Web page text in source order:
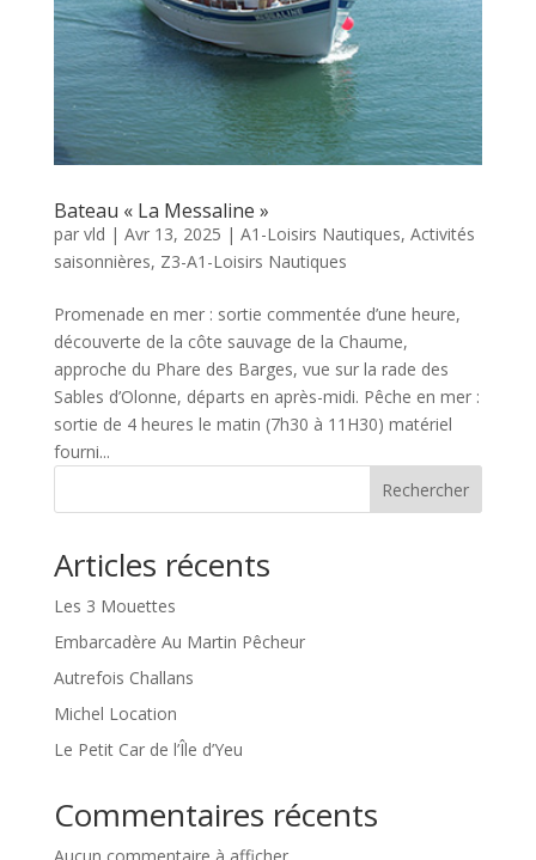
Bateau « La Messaline »
par vld | Avr 13, 2025 | A1-Loisirs Nautiques, Activités
saisonnières, Z3-A1-Loisirs Nautiques
Promenade en mer : sortie commentée d’une heure,
découverte de la côte sauvage de la Chaume,
approche du Phare des Barges, vue sur la rade des
Sables d’Olonne, départs en après-midi. Pêche en mer :
sortie de 4 heures le matin (7h30 à 11H30) matériel
fourni...
Rechercher
Articles récents
Les 3 Mouettes
Embarcadère Au Martin Pêcheur
Autrefois Challans
Michel Location
Le Petit Car de l’Île d’Yeu
Commentaires récents